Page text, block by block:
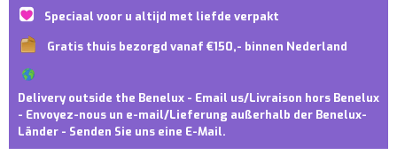
Speciaal voor u altijd met liefde verpakt
Gratis thuis bezorgd vanaf €150,- binnen Nederland
Delivery outside the Benelux - Email us/Livraison hors Benelux
- Envoyez-nous un e-mail/Lieferung außerhalb der Benelux-
Länder - Senden Sie uns eine E-Mail.